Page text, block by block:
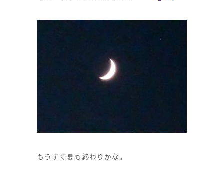
もうすぐ夏も終わりかな。